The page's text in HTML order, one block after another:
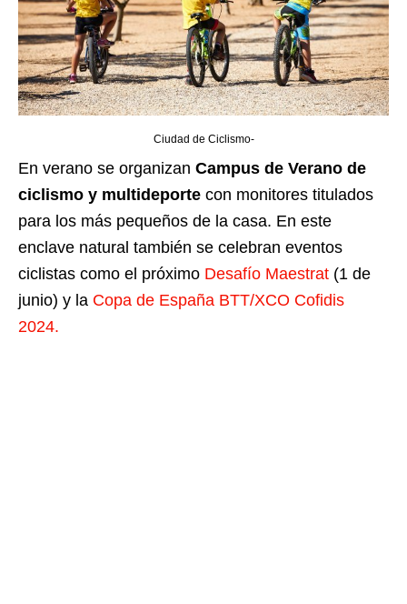
Ciudad de Ciclismo-
En verano se organizan Campus de Verano de
ciclismo y multideporte con monitores titulados
para los más pequeños de la casa. En este
enclave natural también se celebran eventos
ciclistas como el próximo Desafío Maestrat (1 de
junio) y la Copa de España BTT/XCO Cofidis
2024.